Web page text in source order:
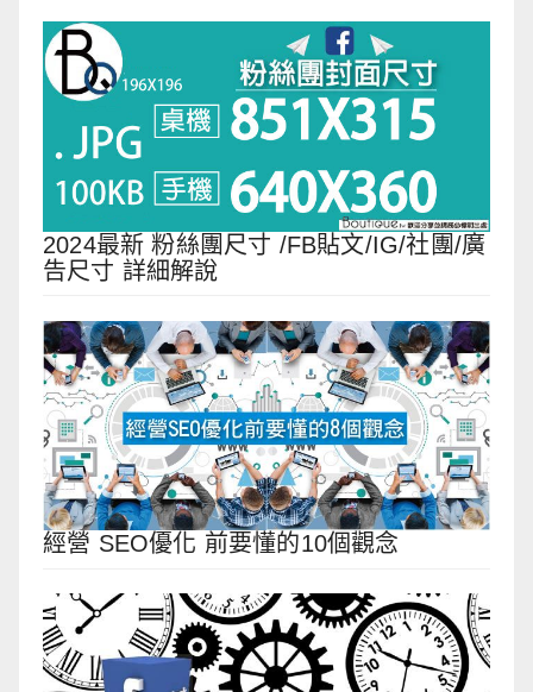
2024最新 粉絲團尺寸 /FB貼文/IG/社團/廣
告尺寸 詳細解說
經營 SEO優化 前要懂的10個觀念